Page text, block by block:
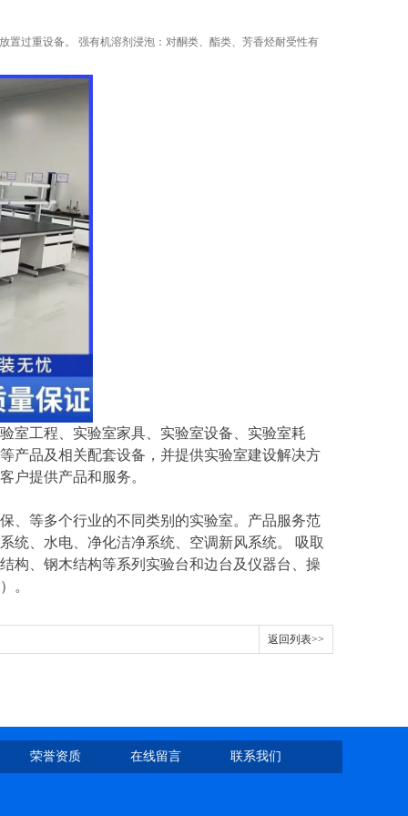
过重设备。 强有机溶剂浸泡：对酮类、酯类、芳香烃耐受性有
室工程、实验室家具、实验室设备、实验室耗
产品及相关配套设备，并提供实验室建设解决方
户提供产品和服务。
、等多个行业的不同类别的实验室。产品服务范
统、水电、净化洁净系统、空调新风系统。 吸取
构、钢木结构等系列实验台和边台及仪器台、操
。
返回列表>>
荣誉资质 在线留言 联系我们